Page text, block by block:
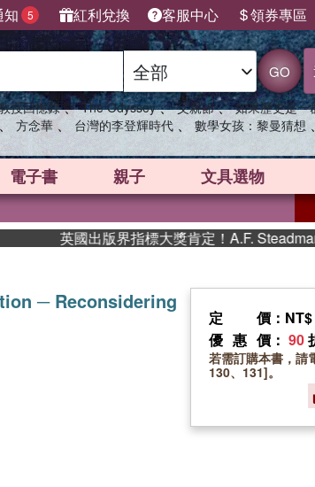
知 5 紅利兌換 客服中心 領券專區
GO
授回憶錄 、 The Odyssey 、 父親節 、 如果歷史是一
、 方念華 、 台灣的李登輝時代 、 數學女孩：黎曼猜想 、
電子書 親子 文具選物
英國出版界指標大獎肯定！A.F. Steadman
─ Reconsidering
定價 ：
優惠價 ： 90
若需訂購本書，請
130、131]。